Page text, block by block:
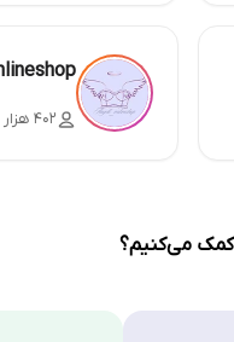
۴۰۲ هزار دنبال‌کننده
می‌کنیم؟